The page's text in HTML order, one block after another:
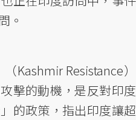
。
Kashmir Resistance）
擊的動機，是反對印度
的政策，指出印度讓超